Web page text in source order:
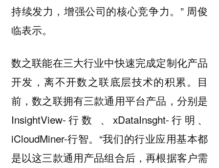
持续发力，增强公司的核心竞争力。” 周俊
临表示。
数之联能在三大行业中快速完成定制化产品
开发，离不开数之联底层技术的积累。目
前，数之联拥有三款通用平台产品，分别是
InsightView-行数 、xDataInsght-行明、
iCloudMiner-行智。“我们的行业应用基本都
是以这三款通用产品组合后，再根据客户需